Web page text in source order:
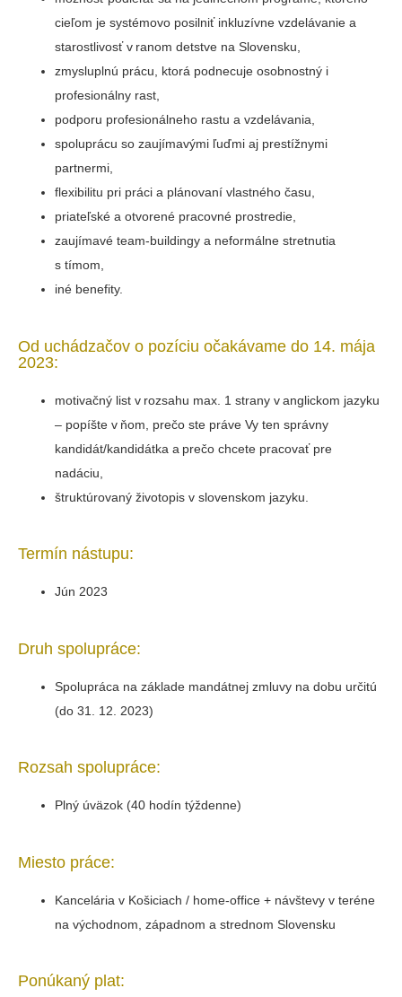
cieľom je systémovo posilniť inkluzívne vzdelávanie a
starostlivosť v ranom detstve na Slovensku,
zmysluplnú prácu, ktorá podnecuje osobnostný i
profesionálny rast,
podporu profesionálneho rastu a vzdelávania,
spoluprácu so zaujímavými ľuďmi aj prestížnymi
partnermi,
flexibilitu pri práci a plánovaní vlastného času,
priateľské a otvorené pracovné prostredie,
zaujímavé team-buildingy a neformálne stretnutia
s tímom,
iné benefity.
Od uchádzačov o pozíciu očakávame do 14. mája
2023:
motivačný list v rozsahu max. 1 strany v anglickom jazyku
– popíšte v ňom, prečo ste práve Vy ten správny
kandidát/kandidátka a prečo chcete pracovať pre
nadáciu,
štruktúrovaný životopis v slovenskom jazyku.
Termín nástupu:
Jún 2023
Druh spolupráce:
Spolupráca na základe mandátnej zmluvy na dobu určitú
(do 31. 12. 2023)
Rozsah spolupráce:
Plný úväzok (40 hodín týždenne)
Miesto práce:
Kancelária v Košiciach / home-office + návštevy v teréne
na východnom, západnom a strednom Slovensku
Ponúkaný plat: